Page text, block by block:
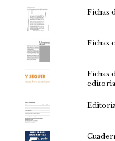
Fichas
Fichas
Fichas